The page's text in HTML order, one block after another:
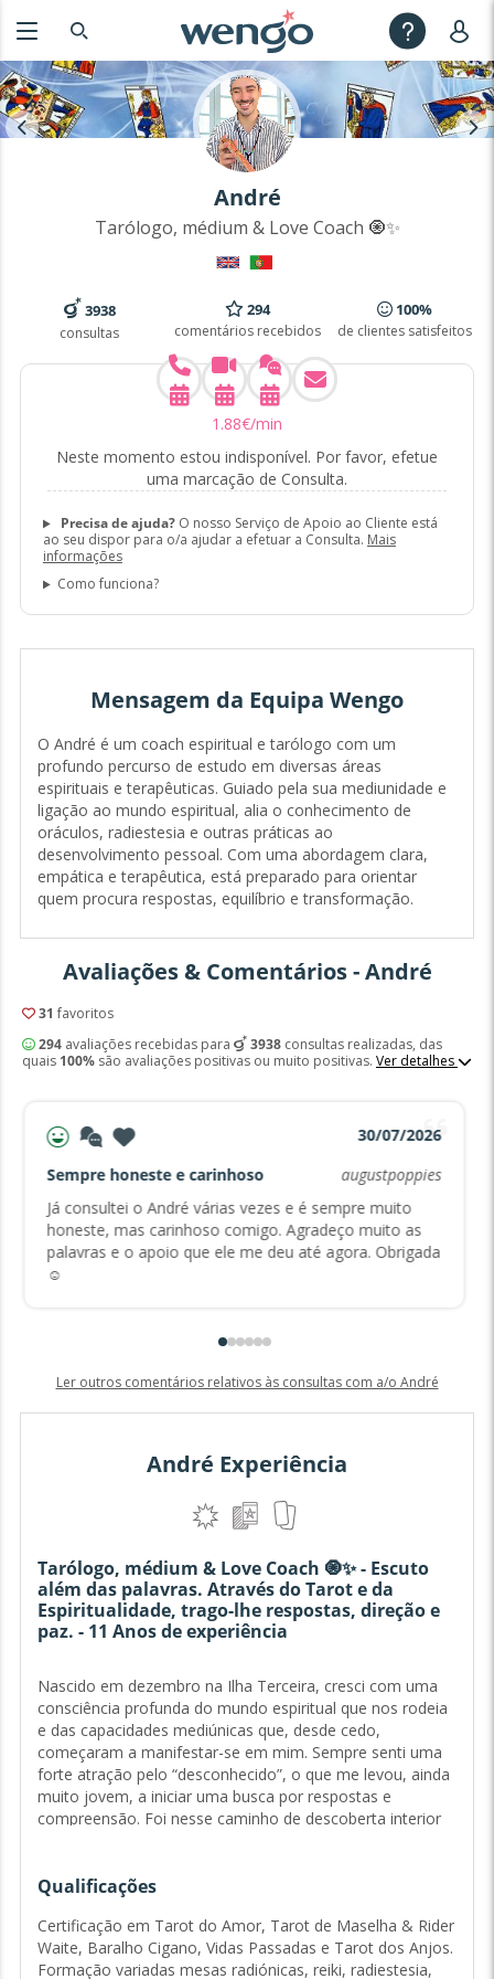
André
Tarólogo, médium & Love Coach 🧿✨
3938
consultas
294
comentários recebidos
100%
de clientes satisfeitos
1 .88€/min
Neste momento estou indisponível. Por favor, efetue
uma marcação de Consulta.
Precisa de ajuda?O nosso Serviço de Apoio ao Cliente está
ao seu dispor para o/a ajudar a efetuar a Consulta. Mais
informações
Como funciona?
Mensagem da Equipa Wengo
O André é um coach espiritual e tarólogo com um
profundo percurso de estudo em diversas áreas
espirituais e terapêuticas. Guiado pela sua mediunidade e
ligação ao mundo espiritual, alia o conhecimento de
oráculos, radiestesia e outras práticas ao
desenvolvimento pessoal. Com uma abordagem clara,
empática e terapêutica, está preparado para orientar
quem procura respostas, equilíbrio e transformação.
Avaliações & Comentários - André
31 favoritos
294avaliações recebidas para 3938consultas realizadas, das
quais 100%são avaliações positivas ou muito positivas. Ver detalhes
30/07/2026
Sempre honeste e carinhoso
augustpoppies
Já consultei o André várias vezes e é sempre muito
honeste, mas carinhoso comigo. Agradeço muito as
palavras e o apoio que ele me deu até agora. Obrigada
☺️
Ler outros comentários relativos às consultas com a/o André
André Experiência
Tarólogo, médium & Love Coach 🧿✨ - Escuto
além das palavras. Através do Tarot e da
Espiritualidade, trago-lhe respostas, direção e
paz. - 11 Anos de experiência
Nascido em dezembro na Ilha Terceira, cresci com uma
consciência profunda do mundo espiritual que nos rodeia
e das capacidades mediúnicas que, desde cedo,
começaram a manifestar-se em mim. Sempre senti uma
forte atração pelo “desconhecido”, o que me levou, ainda
muito jovem, a iniciar uma busca por respostas e
compreensão. Foi nesse caminho de descoberta interior
espiritual. A partir dessa consciência, mergulhei no estudo
especial foco no poder sagrado dos oráculos e na prática
da radiestesia. Essa dedicação permitiu-me consolidar
conhecimentos e integrar o saber espiritual à minha
Qualificações
Certificação em Tarot do Amor, Tarot de Maselha & Rider
Waite, Baralho Cigano, Vidas Passadas e Tarot dos Anjos.
Formação variadas mesas radiónicas, reiki, radiestesia,